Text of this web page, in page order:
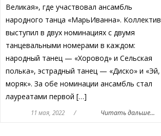
Великая», где участвовал ансамбль
народного танца «МарьИванна». Коллектив
выступил в двух номинациях с двумя
танцевальными номерами в каждом:
народный танец — «Хоровод» и Сельская
полька», эстрадный танец — «Диско» и «Эй,
моряк». За обе номинации ансамбль стал
лауреатами первой […]
11 мая, 2022 / Читать дальше...